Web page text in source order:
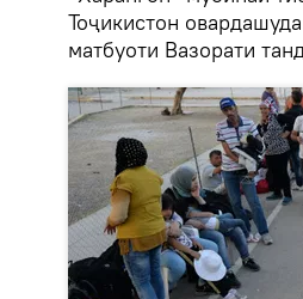
Тоҷикистон
матбуоти Вазорати